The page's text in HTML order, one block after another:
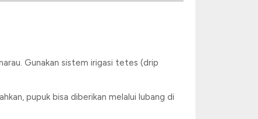
Gunakan sistem irigasi tetes (drip
pupuk bisa diberikan melalui lubang di